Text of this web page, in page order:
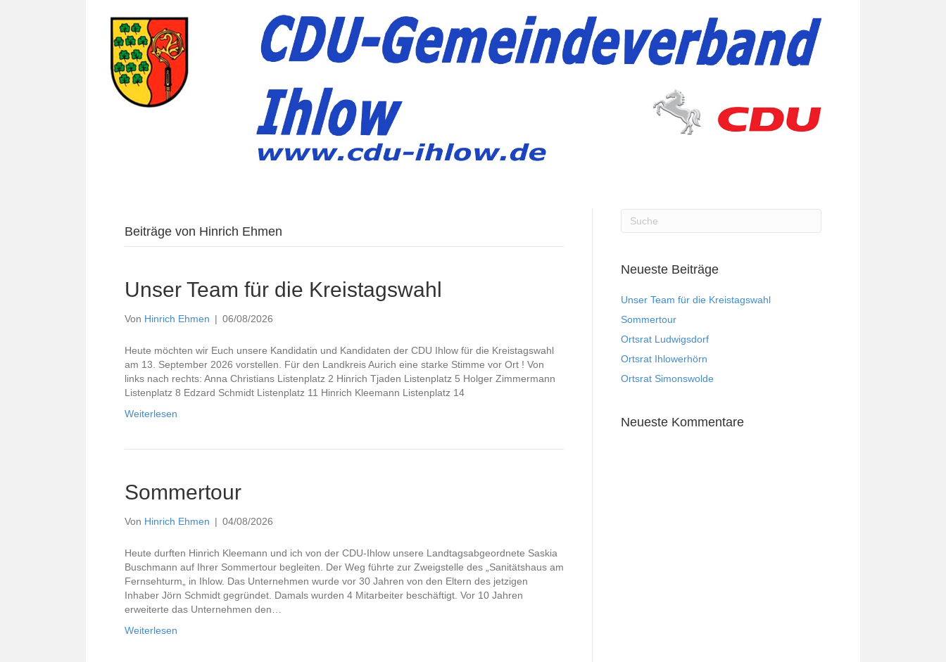
Beiträge von Hinrich Ehmen
Unser Team für die Kreistagswahl
Von Hinrich Ehmen | 06/08/2026
Heute möchten wir Euch unsere Kandidatin und Kandidaten der CDU Ihlow für die Kreistagswahl
am 13. September 2026 vorstellen. Für den Landkreis Aurich eine starke Stimme vor Ort ! Von
links nach rechts: Anna Christians Listenplatz 2 Hinrich Tjaden Listenplatz 5 Holger Zimmermann
Listenplatz 8 Edzard Schmidt Listenplatz 11 Hinrich Kleemann Listenplatz 14
Weiterlesen
Sommertour
Von Hinrich Ehmen | 04/08/2026
Heute durften Hinrich Kleemann und ich von der CDU-Ihlow unsere Landtagsabgeordnete Saskia
Buschmann auf Ihrer Sommertour begleiten. Der Weg führte zur Zweigstelle des „Sanitätshaus am
Fernsehturm„ in Ihlow. Das Unternehmen wurde vor 30 Jahren von den Eltern des jetzigen
Inhaber Jörn Schmidt gegründet. Damals wurden 4 Mitarbeiter beschäftigt. Vor 10 Jahren
erweiterte das Unternehmen den…
Weiterlesen
Neueste Beiträge
Unser Team für die Kreistagswahl
Sommertour
Ortsrat Ludwigsdorf
Ortsrat Ihlowerhörn
Ortsrat Simonswolde
Neueste Kommentare